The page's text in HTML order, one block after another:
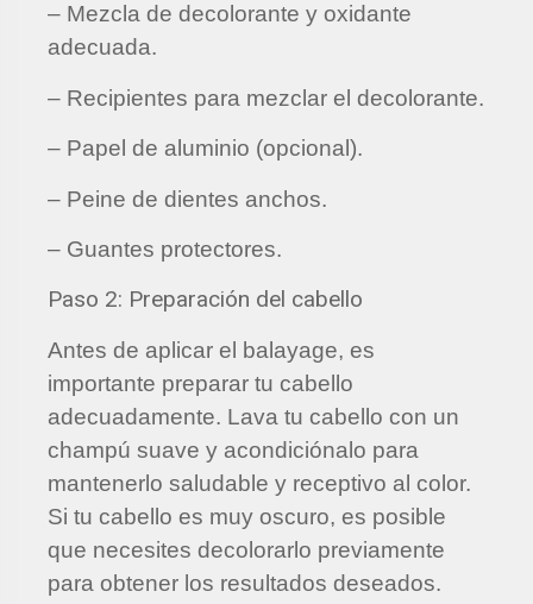
– Mezcla de decolorante y oxidante
adecuada.
– Recipientes para mezclar el decolorante.
– Papel de aluminio (opcional).
– Peine de dientes anchos.
– Guantes protectores.
Paso 2: Preparación del cabello
Antes de aplicar el balayage, es
importante preparar tu cabello
adecuadamente. Lava tu cabello con un
champú suave y acondiciónalo para
mantenerlo saludable y receptivo al color.
Si tu cabello es muy oscuro, es posible
que necesites decolorarlo previamente
para obtener los resultados deseados.